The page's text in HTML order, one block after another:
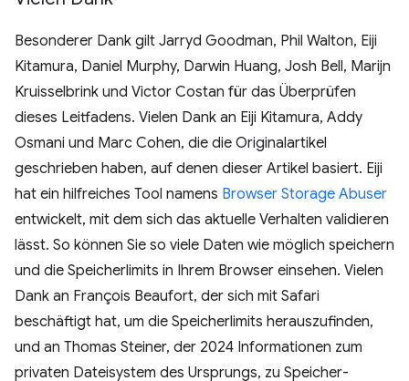
Besonderer Dank gilt Jarryd Goodman, Phil Walton, Eiji
Kitamura, Daniel Murphy, Darwin Huang, Josh Bell, Marijn
Kruisselbrink und Victor Costan für das Überprüfen
dieses Leitfadens. Vielen Dank an Eiji Kitamura, Addy
Osmani und Marc Cohen, die die Originalartikel
geschrieben haben, auf denen dieser Artikel basiert. Eiji
hat ein hilfreiches Tool namens Browser Storage Abuser
entwickelt, mit dem sich das aktuelle Verhalten validieren
lässt. So können Sie so viele Daten wie möglich speichern
und die Speicherlimits in Ihrem Browser einsehen. Vielen
Dank an François Beaufort, der sich mit Safari
beschäftigt hat, um die Speicherlimits herauszufinden,
und an Thomas Steiner, der 2024 Informationen zum
privaten Dateisystem des Ursprungs, zu Speicher-